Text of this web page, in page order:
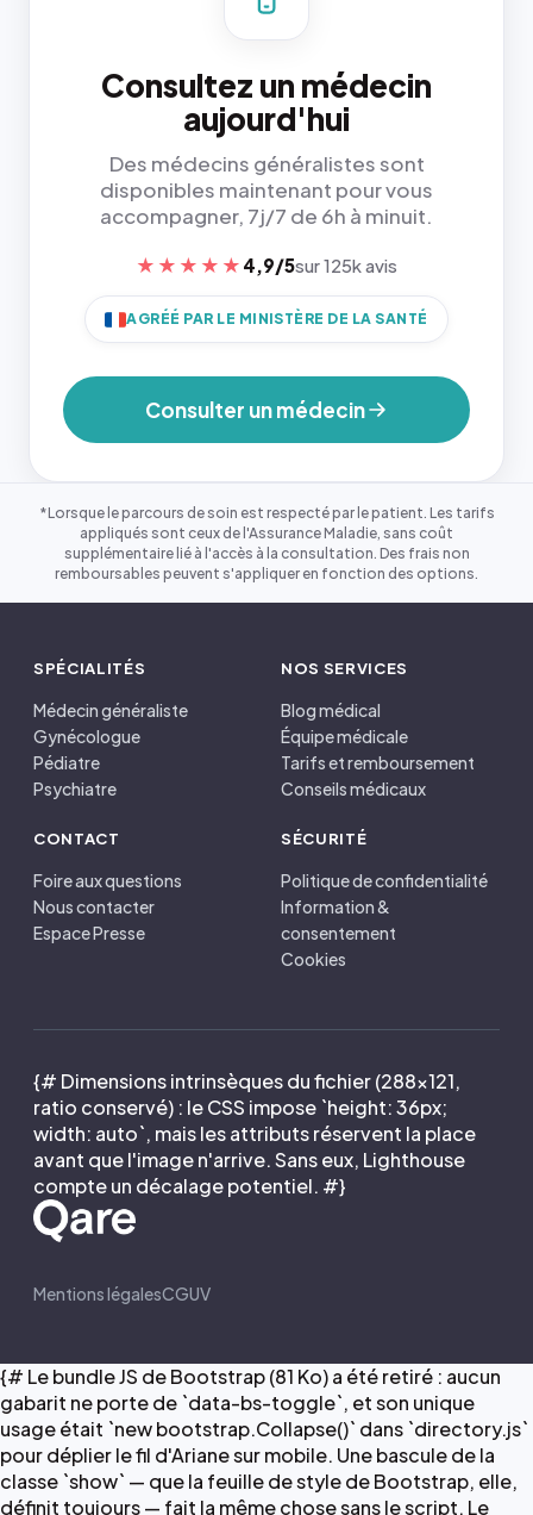
Consultez un médecin
aujourd'hui
Des médecins généralistes sont
disponibles maintenant pour vous
accompagner, 7j/7 de 6h à minuit.
★★★★★ 4,9/5sur 125k avis
AGRÉÉ PAR LE MINISTÈRE DE LA SANTÉ
Consulter un médecin
*Lorsque le parcours de soin est respecté par le patient. Les tarifs
appliqués sont ceux de l'Assurance Maladie, sans coût
supplémentaire lié à l'accès à la consultation. Des frais non
remboursables peuvent s'appliquer en fonction des options.
SPÉCIALITÉS
Médecin généraliste
Gynécologue
Pédiatre
Psychiatre
NOS SERVICES
Blog médical
Équipe médicale
Tarifs et remboursement
Conseils médicaux
CONTACT
Foire aux questions
Nous contacter
Espace Presse
SÉCURITÉ
Politique de confidentialité
Information &
consentement
Cookies
{# Dimensions intrinsèques du fichier (288×121,
ratio conservé) : le CSS impose `height: 36px;
width: auto`, mais les attributs réservent la place
avant que l'image n'arrive. Sans eux, Lighthouse
compte un décalage potentiel. #}
Mentions légalesCGUV
{# Le bundle JS de Bootstrap (81 Ko) a été retiré : aucun
gabarit ne porte de `data-bs-toggle`, et son unique
usage était `new bootstrap.Collapse()` dans `directory.js`
pour déplier le fil d'Ariane sur mobile. Une bascule de la
classe `show` — que la feuille de style de Bootstrap, elle,
définit toujours — fait la même chose sans le script. Le